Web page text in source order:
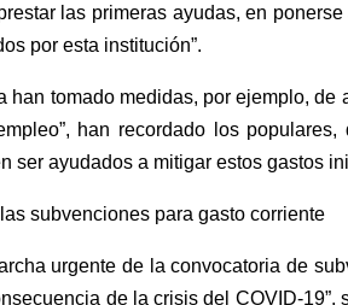
las primeras ayudas, en
por esta institución”.
han tomado medidas, por ejemplo,
han recordado los
ser ayudados a mitigar estos gastos
subvenciones para gasto corriente
urgente de la convocatoria de
de la crisis del COVID-